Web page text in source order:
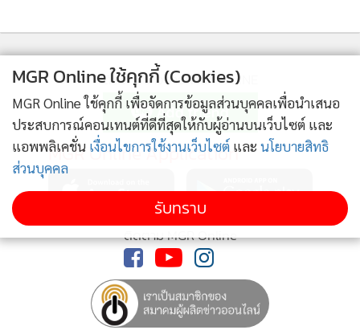
ติดตามข่าวสารผ่านทาง LINE
MGR Online Application
ติดตาม MGR Online
MGR Online ใช้คุกกี้ (Cookies)
MGR Online ใช้คุกกี้ เพื่อจัดการข้อมูลส่วนบุคคลเพื่อนำเสนอ
ประสบการณ์คอนเทนต์ที่ดีที่สุดให้กับผู้อ่านบนเว็บไซต์ และ
แอพพลิเคชั่น เงื่อนไขการใช้งานเว็บไซต์ และ นโยบายสิทธิ
ส่วนบุคคล
รับทราบ